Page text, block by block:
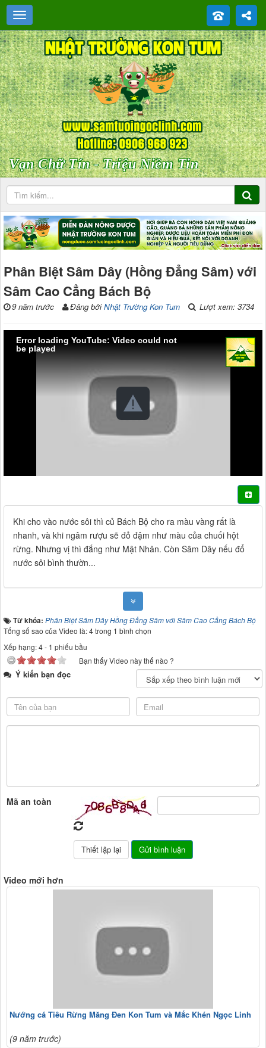
Vạn Chữ Tín - Triệu Niềm Tin
Phân Biệt Sâm Dây (Hồng Đẳng Sâm) với
Sâm Cao Cẳng Bách Bộ
9 năm trước Đăng bởiNhật Trường Kon Tum Lượt xem: 3734
Error loading YouTube: Video could not
be played
Khi cho vào nước sôi thì củ Bách Bộ cho ra màu vàng rất là
nhanh, và khi ngâm rượu sẽ đỏ đậm như màu của chuối hột
rừng. Nhưng vị thì đắng như Mật Nhân. Còn Sâm Dây nếu đổ
nước sôi bình thườn...
Từ khóa: Phân Biệt Sâm Dây Hồng Đẳng Sâm với Sâm Cao Cẳng Bách Bộ
Tổng số sao của Video là: 4 trong 1 bình chọn
Xếp hạng:4- 1 phiếu bầu
Bạn thấy Video này thế nào ?
Ý kiến bạn đọc
Mã an toàn
Video mới hơn
Nướng cá Tiêu Rừng Măng Đen Kon Tum và Mắc Khén Ngọc Linh
(9 năm trước)